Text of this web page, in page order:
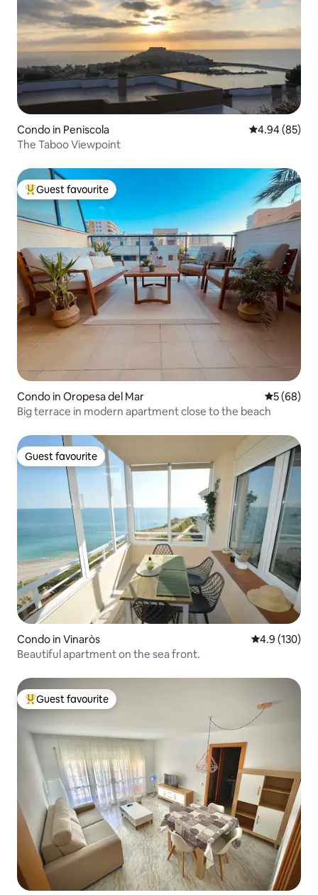
Condo in Peniscola 4.94 out of 5
4.94 (85)
The Taboo Viewpoint
Top guest favourite
Guest favourite
Condo in Oropesa del Mar 5 out of 5
5 (68)
Big terrace in modern apartment close to the beach
Guest favourite
Guest favourite
Condo in Vinaròs 4.9 out of 5
4.9 (130)
Beautiful apartment on the sea front.
Top guest favourite
Guest favourite